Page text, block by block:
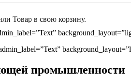
Товар в свою корзину.
промышленности